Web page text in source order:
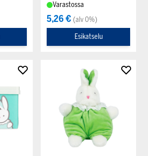
Varastossa
5,26 € (alv 0%)
Esikatselu